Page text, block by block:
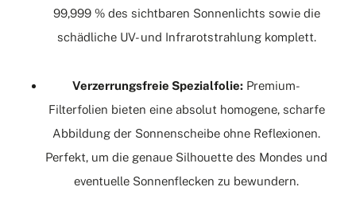
99,999 % des sichtbaren Sonnenlichts sowie die
schädliche UV- und Infrarotstrahlung komplett.
Verzerrungsfreie Spezialfolie: Premium-
Filterfolien bieten eine absolut homogene, scharfe
Abbildung der Sonnenscheibe ohne Reflexionen.
Perfekt, um die genaue Silhouette des Mondes und
eventuelle Sonnenflecken zu bewundern.